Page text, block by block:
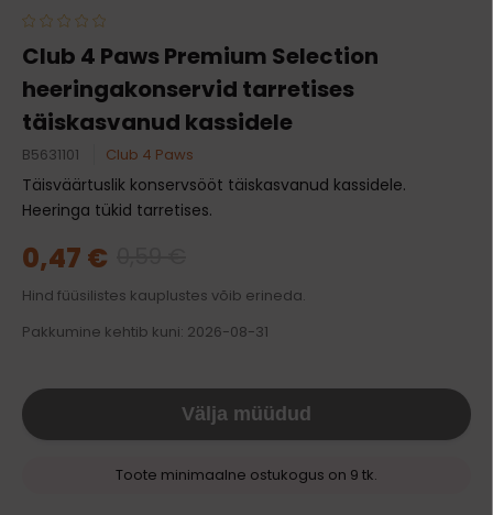
Club 4 Paws Premium Selection
heeringakonservid tarretises
täiskasvanud kassidele
B5631101 Club 4 Paws
Täisväärtuslik konservsööt täiskasvanud kassidele.
Heeringa tükid tarretises.
0,47 €
Hind füüsilistes kauplustes võib erineda.
Pakkumine kehtib kuni: 2026-08-31
Välja müüdud
Toote minimaalne ostukogus on 9 tk.